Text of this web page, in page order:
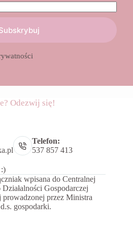
Odezwij się!
Telefon:
537 857 413
wpisana do Centralnej
Gospodarczej
przez Ministra
gospodarki.